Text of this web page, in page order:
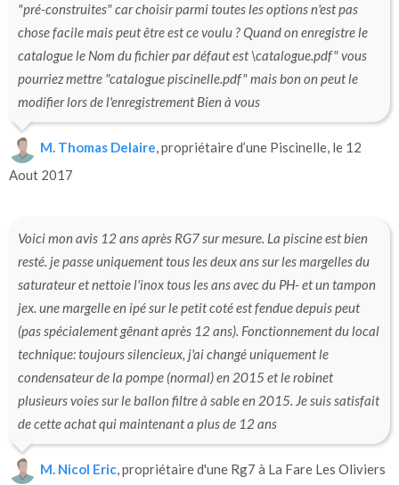
"pré-construites" car choisir parmi toutes les options n'est pas
chose facile mais peut être est ce voulu ? Quand on enregistre le
catalogue le Nom du fichier par défaut est \catalogue.pdf" vous
pourriez mettre "catalogue piscinelle.pdf" mais bon on peut le
modifier lors de l'enregistrement Bien à vous
M. Thomas Delaire, propriétaire d’une Piscinelle, le 12
Aout 2017
Voici mon avis 12 ans après RG7 sur mesure. La piscine est bien
resté. je passe uniquement tous les deux ans sur les margelles du
saturateur et nettoie l'inox tous les ans avec du PH- et un tampon
jex. une margelle en ipé sur le petit coté est fendue depuis peut
(pas spécialement gênant après 12 ans). Fonctionnement du local
technique: toujours silencieux, j'ai changé uniquement le
condensateur de la pompe (normal) en 2015 et le robinet
plusieurs voies sur le ballon filtre à sable en 2015. Je suis satisfait
de cette achat qui maintenant a plus de 12 ans
M. Nicol Eric , propriétaire d'une Rg7 à La Fare Les Oliviers